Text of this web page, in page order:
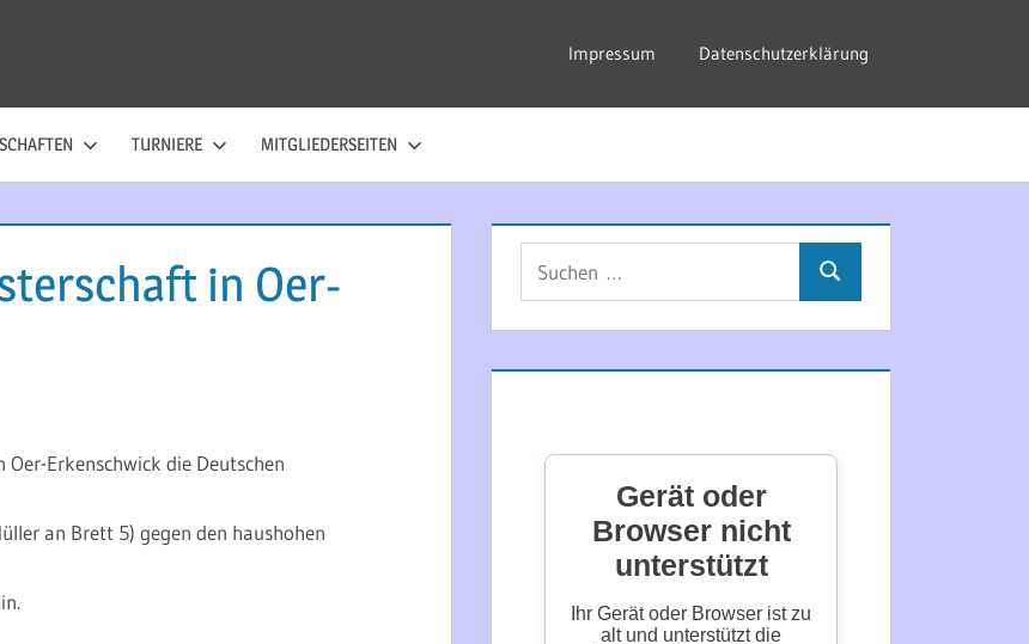
Impressum Datenschutzerklärung
TURNIERE MITGLIEDERSEITEN
in Oer-
Erkenschwick die Deutschen
an Brett 5) gegen den haushohen
Suchen